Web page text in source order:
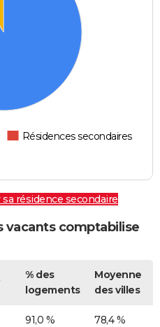
Résidences secondaires
résidence secondaire
vacants comptabilise
% des
logements
Moyenne
des villes
91,0 % 78,4 %